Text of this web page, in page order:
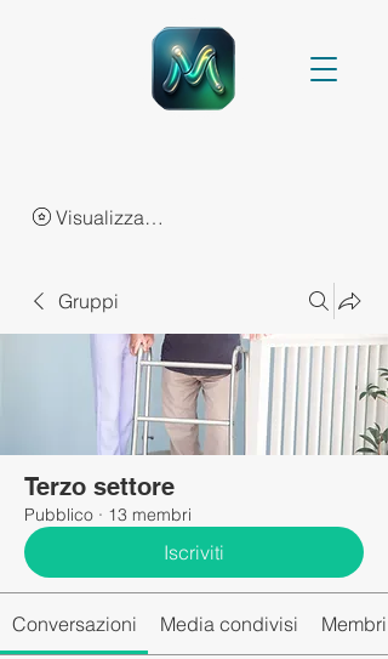
Visualizza punti
Gruppi
Terzo settore
Pubblico · 13 membri
Iscriviti
Conversazioni Media condivisi